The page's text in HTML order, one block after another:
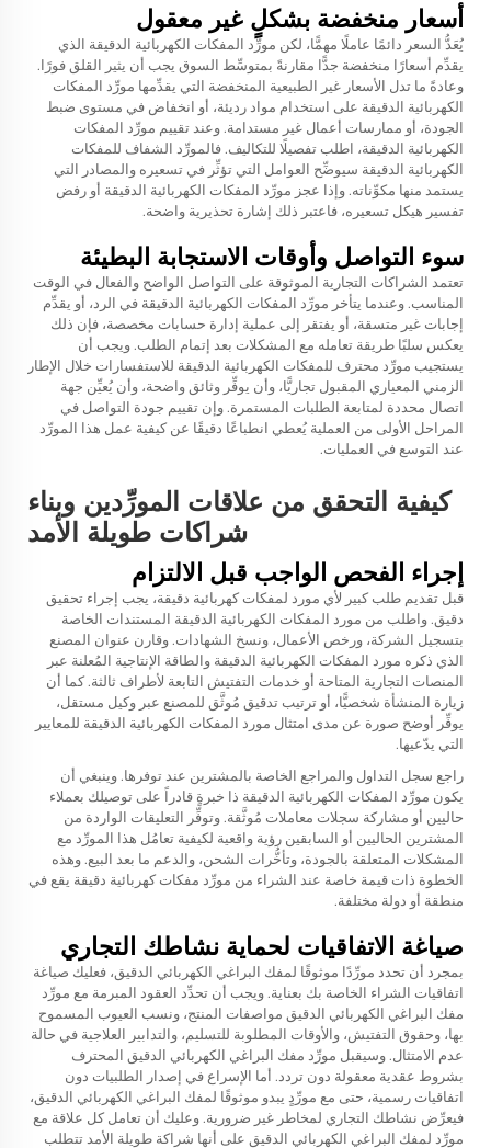
أسعار منخفضة بشكلٍ غير معقول
يُعَدُّ السعر دائمًا عاملًا مهمًّا، لكن مورِّد المفكات الكهربائية الدقيقة الذي
يقدِّم أسعارًا منخفضة جدًّا مقارنةً بمتوسِّط السوق يجب أن يثير القلق فورًا.
وعادةً ما تدل الأسعار غير الطبيعية المنخفضة التي يقدِّمها مورِّد المفكات
الكهربائية الدقيقة على استخدام مواد رديئة، أو انخفاض في مستوى ضبط
الجودة، أو ممارسات أعمال غير مستدامة. وعند تقييم مورِّد المفكات
الكهربائية الدقيقة، اطلب تفصيلًا للتكاليف. فالمورِّد الشفاف للمفكات
الكهربائية الدقيقة سيوضِّح العوامل التي تؤثِّر في تسعيره والمصادر التي
يستمد منها مكوِّناته. وإذا عجز مورِّد المفكات الكهربائية الدقيقة أو رفض
تفسير هيكل تسعيره، فاعتبر ذلك إشارة تحذيرية واضحة.
سوء التواصل وأوقات الاستجابة البطيئة
تعتمد الشراكات التجارية الموثوقة على التواصل الواضح والفعال في الوقت
المناسب. وعندما يتأخر مورِّد المفكات الكهربائية الدقيقة في الرد، أو يقدِّم
إجابات غير متسقة، أو يفتقر إلى عملية إدارة حسابات مخصصة، فإن ذلك
يعكس سلبًا طريقة تعامله مع المشكلات بعد إتمام الطلب. ويجب أن
يستجيب مورِّد محترف للمفكات الكهربائية الدقيقة للاستفسارات خلال الإطار
الزمني المعياري المقبول تجاريًّا، وأن يوفِّر وثائق واضحة، وأن يُعيِّن جهة
اتصال محددة لمتابعة الطلبات المستمرة. وإن تقييم جودة التواصل في
المراحل الأولى من العملية يُعطي انطباعًا دقيقًا عن كيفية عمل هذا المورِّد
عند التوسع في العمليات.
كيفية التحقق من علاقات المورِّدين وبناء
شراكات طويلة الأمد
إجراء الفحص الواجب قبل الالتزام
قبل تقديم طلب كبير لأي مورد لمفكات كهربائية دقيقة، يجب إجراء تحقيق
دقيق. واطلب من مورد المفكات الكهربائية الدقيقة المستندات الخاصة
بتسجيل الشركة، ورخص الأعمال، ونسخ الشهادات. وقارن عنوان المصنع
الذي ذكره مورد المفكات الكهربائية الدقيقة والطاقة الإنتاجية المُعلنة عبر
المنصات التجارية المتاحة أو خدمات التفتيش التابعة لأطراف ثالثة. كما أن
زيارة المنشأة شخصيًّا، أو ترتيب تدقيق مُوثَّق للمصنع عبر وكيل مستقل،
يوفِّر أوضح صورة عن مدى امتثال مورد المفكات الكهربائية الدقيقة للمعايير
التي يدّعيها.
راجع سجل التداول والمراجع الخاصة بالمشترين عند توفرها. وينبغي أن
يكون مورِّد المفكات الكهربائية الدقيقة ذا خبرةٍ قادراً على توصيلك بعملاء
حاليين أو مشاركة سجلات معاملات مُوثَّقة. وتوفِّر التعليقات الواردة من
المشترين الحاليين أو السابقين رؤية واقعية لكيفية تعامُل هذا المورِّد مع
المشكلات المتعلقة بالجودة، وتأخُّرات الشحن، والدعم ما بعد البيع. وهذه
الخطوة ذات قيمة خاصة عند الشراء من مورِّد مفكات كهربائية دقيقة يقع في
منطقة أو دولة مختلفة.
صياغة الاتفاقيات لحماية نشاطك التجاري
بمجرد أن تحدد مورِّدًا موثوقًا لمفك البراغي الكهربائي الدقيق، فعليك صياغة
اتفاقيات الشراء الخاصة بك بعناية. ويجب أن تحدِّد العقود المبرمة مع مورِّد
مفك البراغي الكهربائي الدقيق مواصفات المنتج، ونسب العيوب المسموح
بها، وحقوق التفتيش، والأوقات المطلوبة للتسليم، والتدابير العلاجية في حالة
عدم الامتثال. وسيقبل مورِّد مفك البراغي الكهربائي الدقيق المحترف
بشروط عقدية معقولة دون تردد. أما الإسراع في إصدار الطلبيات دون
اتفاقيات رسمية، حتى مع مورِّدٍ يبدو موثوقًا لمفك البراغي الكهربائي الدقيق،
فيعرِّض نشاطك التجاري لمخاطر غير ضرورية. وعليك أن تعامل كل علاقة مع
مورِّد لمفك البراغي الكهربائي الدقيق على أنها شراكة طويلة الأمد تتطلب